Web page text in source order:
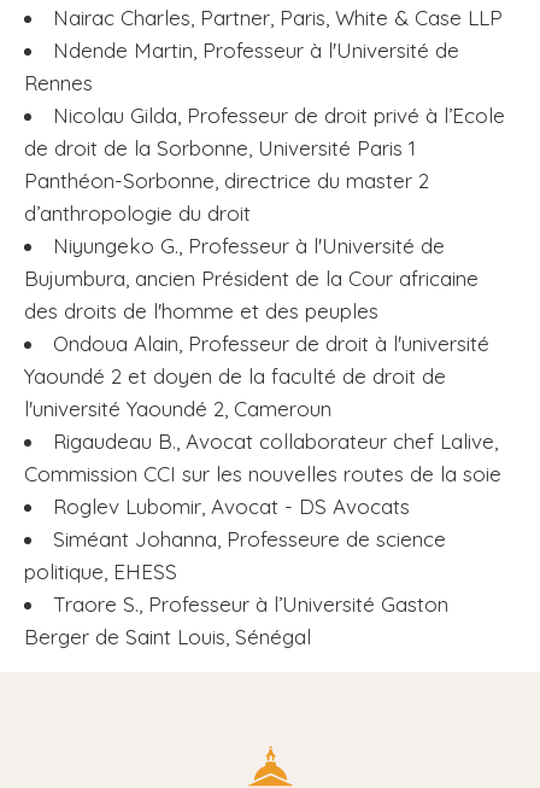
Nairac Charles, Partner, Paris, White & Case LLP
Ndende Martin, Professeur à l'Université de
Rennes
Nicolau Gilda, Professeur de droit privé à l’Ecole
de droit de la Sorbonne, Université Paris 1
Panthéon-Sorbonne, directrice du master 2
d’anthropologie du droit
Niyungeko G., Professeur à l'Université de
Bujumbura, ancien Président de la Cour africaine
des droits de l'homme et des peuples
Ondoua Alain, Professeur de droit à l'université
Yaoundé 2 et doyen de la faculté de droit de
l'université Yaoundé 2, Cameroun
Rigaudeau B., Avocat collaborateur chef Lalive,
Commission CCI sur les nouvelles routes de la soie
Roglev Lubomir, Avocat - DS Avocats
Siméant Johanna, Professeure de science
politique, EHESS
Traore S., Professeur à l’Université Gaston
Berger de Saint Louis, Sénégal